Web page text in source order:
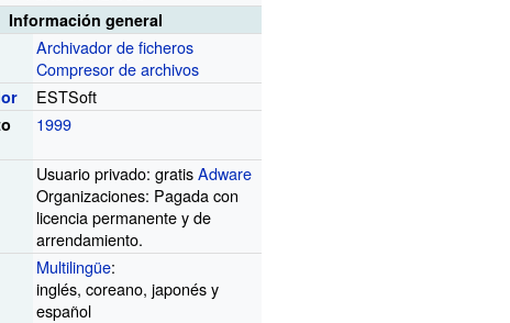
Información general
Archivador de ficheros
Compresor de archivos
ESTSoft
1999
Usuario privado: gratisAdware
Organizaciones: Pagada con
licencia permanente y de
arrendamiento.
Multilingüe:
inglés, coreano, japonés y
español